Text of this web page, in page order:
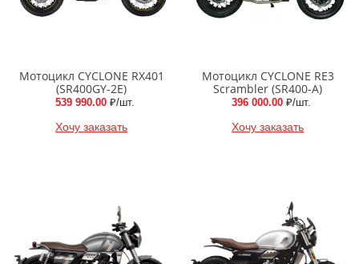
Мотоцикл CYCLONE RX401
(SR400GY-2E)
539 990.00 ₽/шт.
Хочу заказать
Мотоцикл CYCLONE RE3
Scrambler (SR400-A)
396 000.00 ₽/шт.
Хочу заказать